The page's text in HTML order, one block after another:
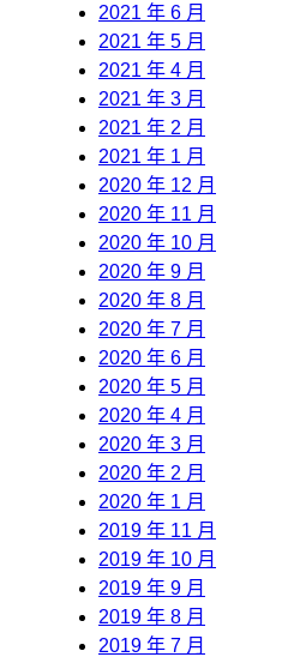
2021 年 6 月
2021 年 5 月
2021 年 4 月
2021 年 3 月
2021 年 2 月
2021 年 1 月
2020 年 12 月
2020 年 11 月
2020 年 10 月
2020 年 9 月
2020 年 8 月
2020 年 7 月
2020 年 6 月
2020 年 5 月
2020 年 4 月
2020 年 3 月
2020 年 2 月
2020 年 1 月
2019 年 11 月
2019 年 10 月
2019 年 9 月
2019 年 8 月
2019 年 7 月